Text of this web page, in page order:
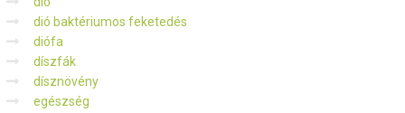
dió baktériumos feketedés
diófa
díszfák
dísznövény
egészség